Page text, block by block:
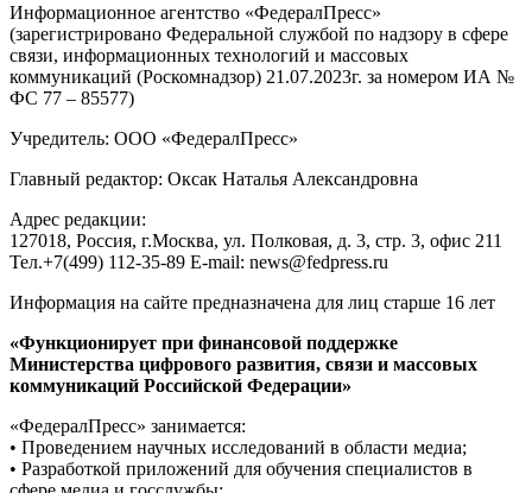
Информационное агентство «ФедералПресс»
(зарегистрировано Федеральной службой по надзору в сфере
связи, информационных технологий и массовых
коммуникаций (Роскомнадзор) 21.07.2023г. за номером ИА №
ФС 77 – 85577)
Учредитель: ООО «ФедералПресс»
Главный редактор: Оксак Наталья Александровна
Адрес редакции:
127018, Россия, г.Москва, ул. Полковая, д. 3, стр. 3, офис 211
Тел.+7(499) 112-35-89 E-mail: news@fedpress.ru
Информация на сайте предназначена для лиц старше 16 лет
«Функционирует при финансовой поддержке
Министерства цифрового развития, связи и массовых
коммуникаций Российской Федерации»
«ФедералПресс» занимается:
• Проведением научных исследований в области медиа;
• Разработкой приложений для обучения специалистов в